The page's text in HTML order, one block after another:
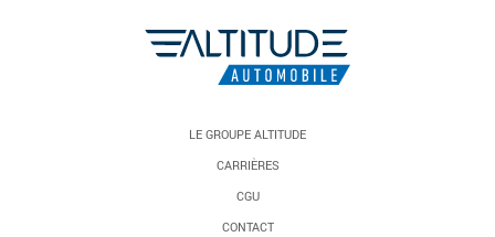
LE GROUPE ALTITUDE
CARRIÈRES
CGU
CONTACT